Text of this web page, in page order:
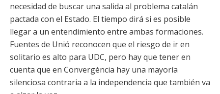
necesidad de buscar una salida al problema catalán
pactada con el Estado. El tiempo dirá si es posible
llegar a un entendimiento entre ambas formaciones.
Fuentes de Unió reconocen que el riesgo de ir en
solitario es alto para UDC, pero hay que tener en
cuenta que en Convergència hay una mayoría
silenciosa contraria a la independencia que también va